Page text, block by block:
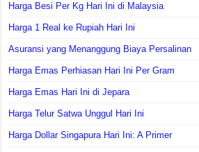
Harga Besi Per Kg Hari Ini di Malaysia
Harga 1 Real ke Rupiah Hari Ini
Asuransi yang Menanggung Biaya Persalinan
Harga Emas Perhiasan Hari Ini Per Gram
Harga Emas Hari Ini di Jepara
Harga Telur Satwa Unggul Hari Ini
Harga Dollar Singapura Hari Ini: A Primer